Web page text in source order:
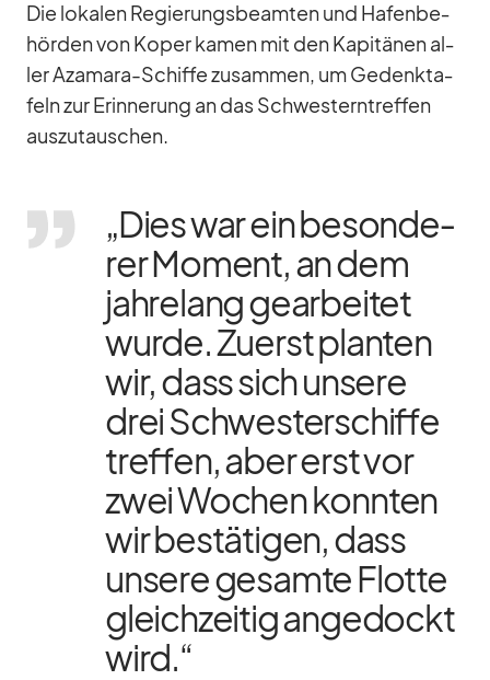
Die lo­ka­len Re­gie­rungs­be­am­ten und Ha­fen­be­
hör­den von Ko­per ka­men mit den Ka­pi­tä­nen al­
ler Aza­mara-Schiffe zu­sam­men, um Ge­denk­ta­
feln zur Er­in­ne­rung an das Schwes­tern­tref­fen
aus­zu­tau­schen.
„Dies war ein be­son­de­
rer Mo­ment, an dem
jah­re­lang ge­ar­bei­tet
wurde. Zu­erst plan­ten
wir, dass sich un­sere
drei Schwes­ter­schiffe
tref­fen, aber erst vor
zwei Wo­chen konn­ten
wir be­stä­ti­gen, dass
un­sere ge­samte Flotte
gleich­zei­tig an­ge­dockt
wird.“